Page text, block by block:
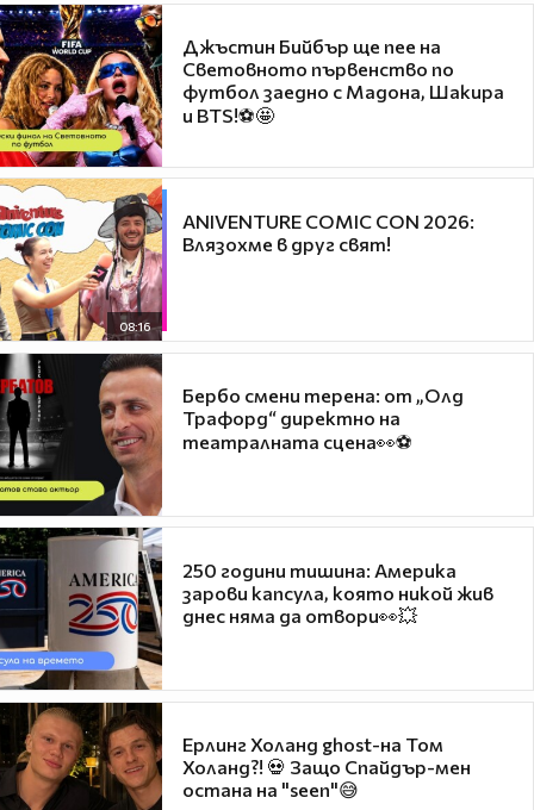
Джъстин Бийбър ще пее на
Световното първенство по
футбол заедно с Мадона, Шакира
и BTS!⚽🤩
08:16
ANIVENTURE COMIC CON 2026:
Влязохме в друг свят!
Бербо смени терена: от „Олд
Трафорд“ директно на
театралната сцена👀⚽
250 години тишина: Америка
зарови капсула, която никой жив
днес няма да отвори👀💥
Ерлинг Холанд ghost-на Том
Холанд?! 💀 Защо Спайдър-мен
остана на "seen"😅